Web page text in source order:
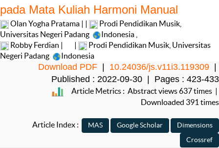
pada Mata Kuliah Harmoni Manual
Olan Yogha Pratama | |
Prodi Pendidikan Musik,
Universitas Negeri Padang
Indonesia
Robby Ferdian |
|
Prodi Pendidikan Musik, Universitas
Negeri Padang
Indonesia
Download PDF 10.24036/js.v11i3.119309
Published : 2022-09-30 | Pages : 423-433
Article Metrics : Abstract views 637 times |
Downloaded 391 times
Article Index :